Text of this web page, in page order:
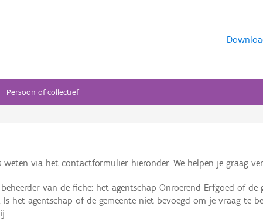
Persoon of collectief
weten via het contactformulier hieronder. We helpen je graag
van de fiche: het agentschap Onroerend Erfgoed of de
het agentschap of de gemeente niet bevoegd om je vraag te